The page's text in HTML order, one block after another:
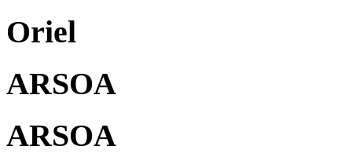
Oriel
ARSOA
ARSOA